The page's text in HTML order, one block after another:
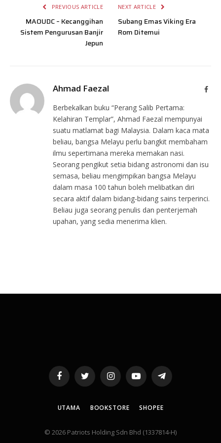
PREVIOUS ARTICLE
MAOUDC – Kecanggihan
Sistem Pengurusan Banjir
Jepun
NEXT ARTICLE
Subang Emas Viking Era
Rom Ditemui
Ahmad Faezal
Berbekalkan buku “Perang Salib Pertama:
Kelahiran Templar”, Ahmad Faezal mempunyai
suatu matlamat bagi Malaysia. Dalam kaca mata
beliau, bangsa Melayu perlu bangkit membaham
ilmu sepertimana mereka memakan nasi.
Seorang pengikut setia bidang astronomi dan isu
semasa, beliau mengimpikan bangsa Melayu
dalam masa 100 tahun boleh melibatkan diri
secara aktif dalam bidang-bidang sains terperinci.
Beliau juga seorang penulis dan penterjemah
upahan, yang sedia menerima klien.
FacebookTwitter InstagramYouTubeTelegram
UTAMA BOOKSTORE SHOPEE
© 2026 Patriots Holding Sdn Bhd (1337814-H)